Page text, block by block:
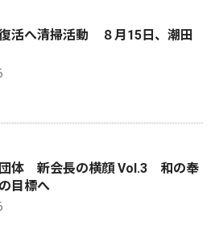
活へ清掃活動 ８月15日、潮田
体 新会長の横顔 Vol.3 和の奉
目標へ